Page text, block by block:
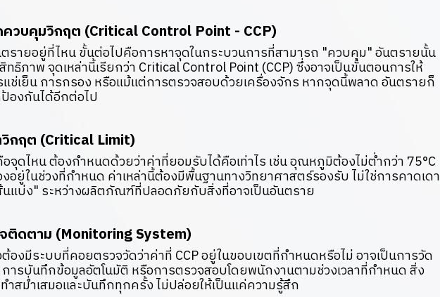
วบคุมวิกฤต (Critical Control Point - CCP)
ตรายอยู่ที่ไหน ขั้นต่อไปคือการหาจุดในกระบวนการที่สามารถ "ควบคุม" อันตรายนั้น
ทธิภาพ จุดเหล่านี้เรียกว่า Critical Control Point (CCP) ซึ่งอาจเป็นขั้นตอนการให้
ช่เย็น การกรอง หรือแม้แต่การตรวจสอบด้วยเครื่องจักร หากจุดนี้พลาด อันตรายก็
องกันได้อีกต่อไป
กฤต (Critical Limit)
อจุดไหน ต้องกำหนดด้วยว่าค่าที่ยอมรับได้คือเท่าไร เช่น อุณหภูมิต้องไม่ต่ำกว่า 75°C
อยู่ในช่วงที่กำหนด ค่าเหล่านี้ต้องมีพื้นฐานทางวิทยาศาสตร์รองรับ ไม่ใช่การคาดเดา
นแบ่ง" ระหว่างผลิตภัณฑ์ที่ปลอดภัยกับสิ่งที่อาจเป็นอันตราย
ติดตาม (Monitoring System)
องมีระบบที่คอยตรวจวัดว่าค่าที่ CCP อยู่ในขอบเขตที่กำหนดหรือไม่ อาจเป็นการวัด
ารบันทึกข้อมูลอัตโนมัติ หรือการตรวจสอบโดยพนักงานตามช่วงเวลาที่กำหนด สิ่ง
สม่ำเสมอและบันทึกทุกครั้ง ไม่ปล่อยให้เป็นแค่ความรู้สึก